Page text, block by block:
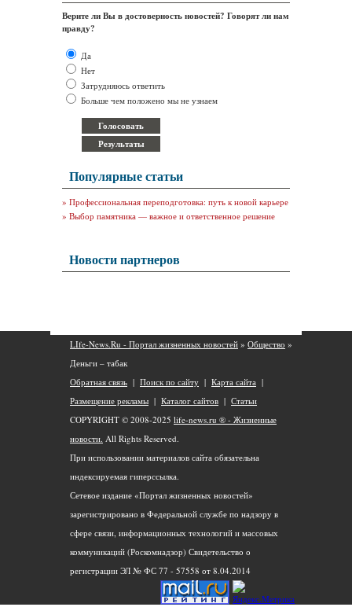
Верите ли Вы в достоверность новостей? Говорят ли нам
правду?
Да
Нет
Затрудняюсь ответить
Больше чем положено мы не узнаем
Популярные статьи
» Профессиональная переподготовка: путь к новой карьере
» Выбор памятника — важное и ответственное решение
Новости партнеров
LIfe-News.Ru - Портал жизненных новостей » Общество »
Деньги – табак
Обратная связь | Поиск по сайту | Карта сайта |
Размещение рекламы | Каталог сайтов | Статьи
COPYRIGHT © 2008-2025 life-news.ru ® - Жизненные
новости. All Rights Reserved.
При использовании материалов сайта обязательна
индексируемая гиперссылка.
Сетевое издание «Портал жизненных новостей»
зарегистрировано в Федеральной службе по надзору в
сфере связи, информационных технологий и массовых
коммуникаций (Роскомнадзор) Свидетельство о
регистрации ЭЛ № ФС 77 - 57558 от 8.04.2014